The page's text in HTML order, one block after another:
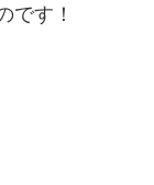
です！